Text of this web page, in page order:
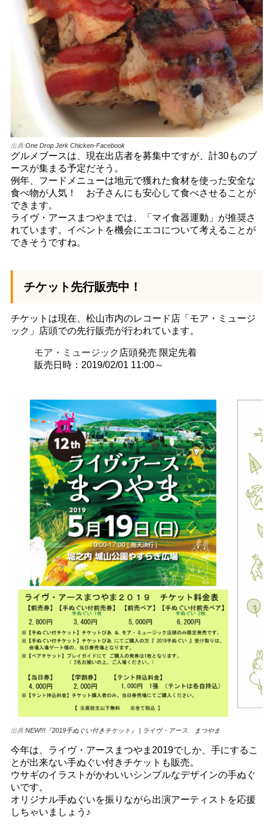
出典:One Drop Jerk Chicken-Facebook
グルメブースは、現在出店者を募集中ですが、計30ものブ
ースが集まる予定だそう。
例年、フードメニューは地元で獲れた食材を使った安全な
食べ物が人気！ お子さんにも安心して食べさせることが
できます。
ライヴ・アースまつやまでは、「マイ食器運動」が推奨さ
れています。イベントを機会にエコについて考えることが
できそうですね。
チケット先行販売中！
チケットは現在、松山市内のレコード店「モア・ミュージ
ック」店頭での先行販売が行われています。
モア・ミュージック 店頭発売 限定先着
販売日時：2019/02/01 11:00～
出典:NEW!!!『2019手ぬぐい付きチケット』 | ライヴ・アース まつやま
今年は、ライヴ・アースまつやま2019でしか、手にするこ
とが出来ない手ぬぐい付きチケットも販売。
ウサギのイラストがかわいいシンプルなデザインの手ぬぐ
いです。
オリジナル手ぬぐいを振りながら出演アーティストを応援
しちゃいましょう♪